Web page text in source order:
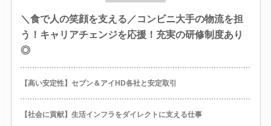
＼食で人の笑顔を支える／コンビニ大手の物流を担
う！キャリアチェンジを応援！充実の研修制度あり
◎
【高い安定性】セブン＆アイHD各社と安定取引
【社会に貢献】生活インフラをダイレクトに支える仕事